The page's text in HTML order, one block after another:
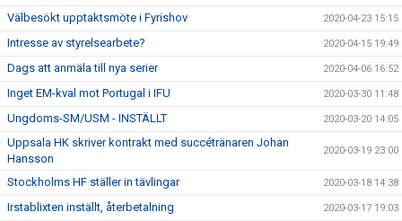
Välbesökt upptaktsmöte i Fyrishov 2020-04-23 15:15
Intresse av styrelsearbete? 2020-04-15 19:49
Dags att anmäla till nya serier 2020-04-06 16:52
Inget EM-kval mot Portugal i IFU 2020-03-30 11:48
Ungdoms-SM/USM - INSTÄLLT 2020-03-20 14:05
Uppsala HK skriver kontrakt med succétränaren Johan
Hansson
2020-03-19 23:00
Stockholms HF ställer in tävlingar 2020-03-18 14:38
Irstablixten inställt, återbetalning 2020-03-17 19:03